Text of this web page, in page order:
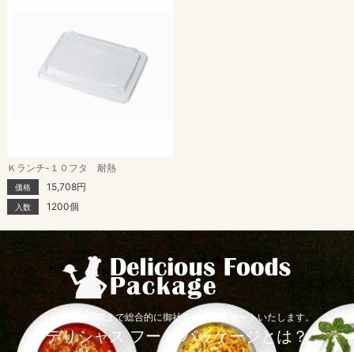
Ｋランチ-１０フタ 耐熱
価格 15,708円
入数 1200個
〜上流から下流まで総合的に御社をコーディネートいたします。
デリシャス フード パッケージとは？